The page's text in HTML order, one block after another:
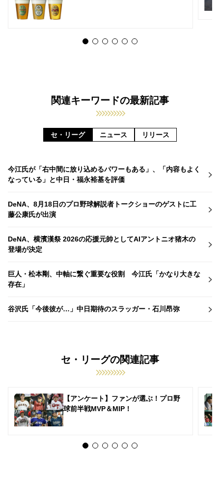
関連キーワードの最新記事
セ・リーグ ニュース リリース
今江氏が「右中間に放り込めるパワーもある」、「内容もよく
なっている」と中日・福永裕基を評価
DeNA、8月18日のプロ野球解説者トークショーのゲストに工
藤公康氏が出演
DeNA、横濱漢祭 2026の応援元帥としてAIアントニオ猪木の
登場が決定
巨人・松本剛、中軸に繋ぐ重要な役割 今江氏「かなり大きな
存在」
谷沢氏「今後彼が…」中日期待のスラッガー・石川昂弥
セ・リーグの関連記事
【アンケート】ファンが選ぶ！プロ野
球前半戦MVP＆MIP！